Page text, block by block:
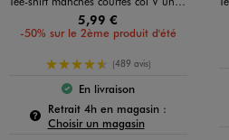
5,99 €
-50% sur le 2ème produit d'été
4.5/5 de moyenne
(489 avis)
Le produit est disponible :
En livraison
Retrait 4h en magasin :Pour
Choisir un magasin